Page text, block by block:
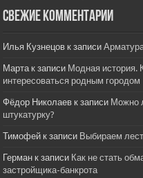
Свежие комментарии
Илья Кузнецов к записи
Мартак записи Модная история.
интересоваться родным городом
Фёдор Николаев к записи Можно
штукатурку?
Тимофей к записи Выбираем
Герман к записи Как не стать
застройщика-банкрота